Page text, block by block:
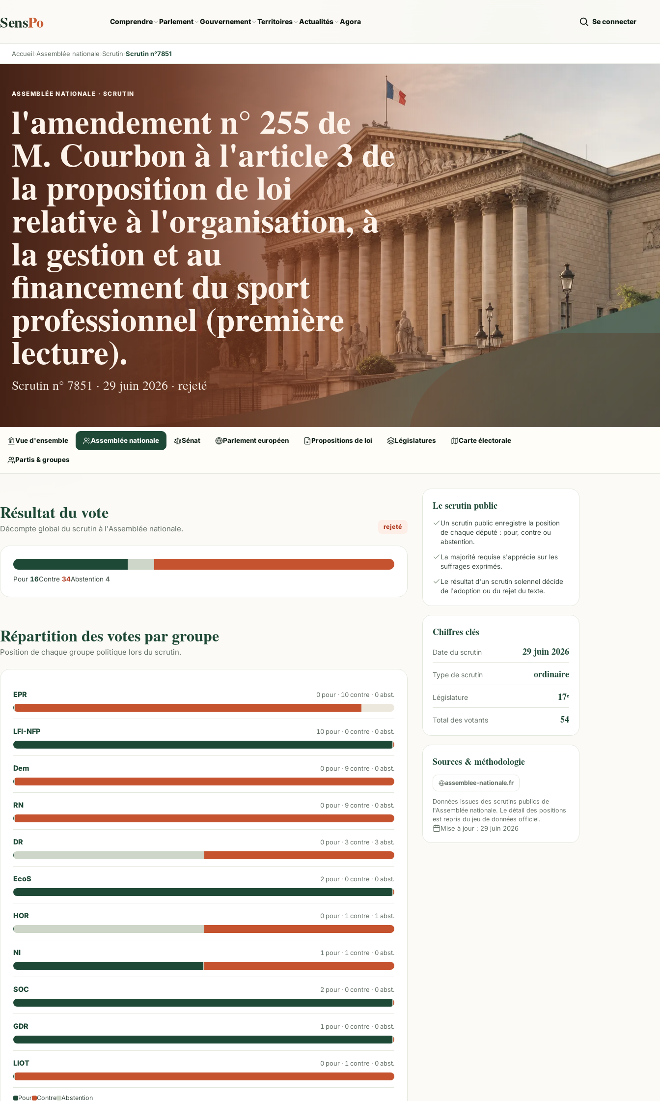
SensPo Comprendre Parlement Gouvernement Territoires Actualités Agora Se connecter
Accueil Assemblée nationale Scrutin Scrutin n°7851
ASSEMBLÉE NATIONALE · SCRUTIN
l'amendement n° 255 de
M. Courbon à l'article 3 de
la proposition de loi
relative à l'organisation, à
la gestion et au
financement du sport
professionnel (première
lecture).
Scrutin n° 7851 · 29 juin 2026 · rejeté
Vue d'ensemble Assemblée nationale Sénat Parlement européen Propositions de loi Législatures Carte électorale
Partis & groupes
Résultat du vote
Décompte global du scrutin à l'Assemblée nationale. rejeté
Pour 16Contre 34Abstention 4
Répartition des votes par groupe
Position de chaque groupe politique lors du scrutin.
EPR 0 pour · 10contre · 0abst.
LFI-NFP 10 pour · 0contre · 0abst.
Dem 0 pour · 9contre · 0abst.
RN 0 pour · 9contre · 0abst.
DR 0 pour · 3contre · 3abst.
EcoS 2 pour · 0contre · 0abst.
HOR 0 pour · 1 contre · 1 abst.
NI 1 pour · 1 contre · 0abst.
SOC 2 pour · 0contre · 0abst.
GDR 1 pour · 0contre · 0abst.
LIOT 0 pour · 1 contre · 0abst.
Pour Contre Abstention
Le scrutin public
Un scrutin public enregistre la position
de chaque député : pour, contre ou
abstention.
La majorité requise s'apprécie sur les
suffrages exprimés.
Le résultat d'un scrutin solennel décide
de l'adoption ou du rejet du texte.
Chiffres clés
Date du scrutin 29 juin 2026
Type de scrutin ordinaire
Législature 17ᵉ
Total des votants 54
Sources & méthodologie
assemblee-nationale.fr
Données issues des scrutins publics de
l'Assemblée nationale. Le détail des positions
est repris du jeu de données officiel.
Mise à jour : 29 juin 2026